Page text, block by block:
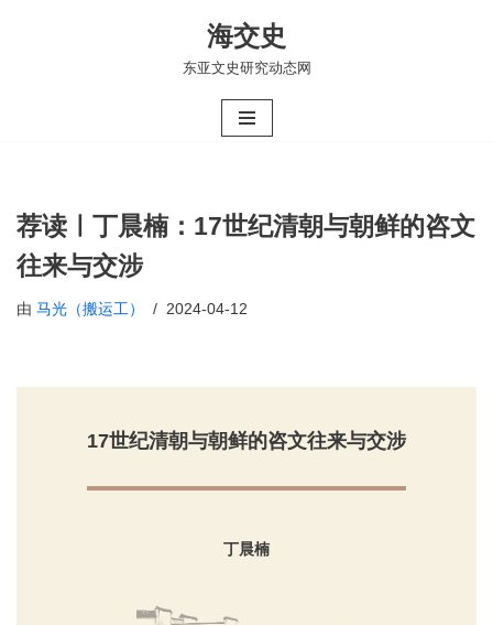
海交史
东亚文史研究动态网
荐读ㅣ丁晨楠：17世纪清朝与朝鲜的咨文
往来与交涉
由 马光（搬运工） 2024-04-12
17世纪清朝与朝鲜的咨文往来与交涉
丁晨楠